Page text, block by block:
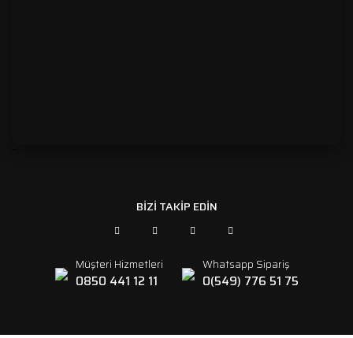
BİZİ TAKİP EDİN
Müşteri Hizmetleri
0850 441 12 11
Whatsapp Sipariş
0(549) 776 51 75